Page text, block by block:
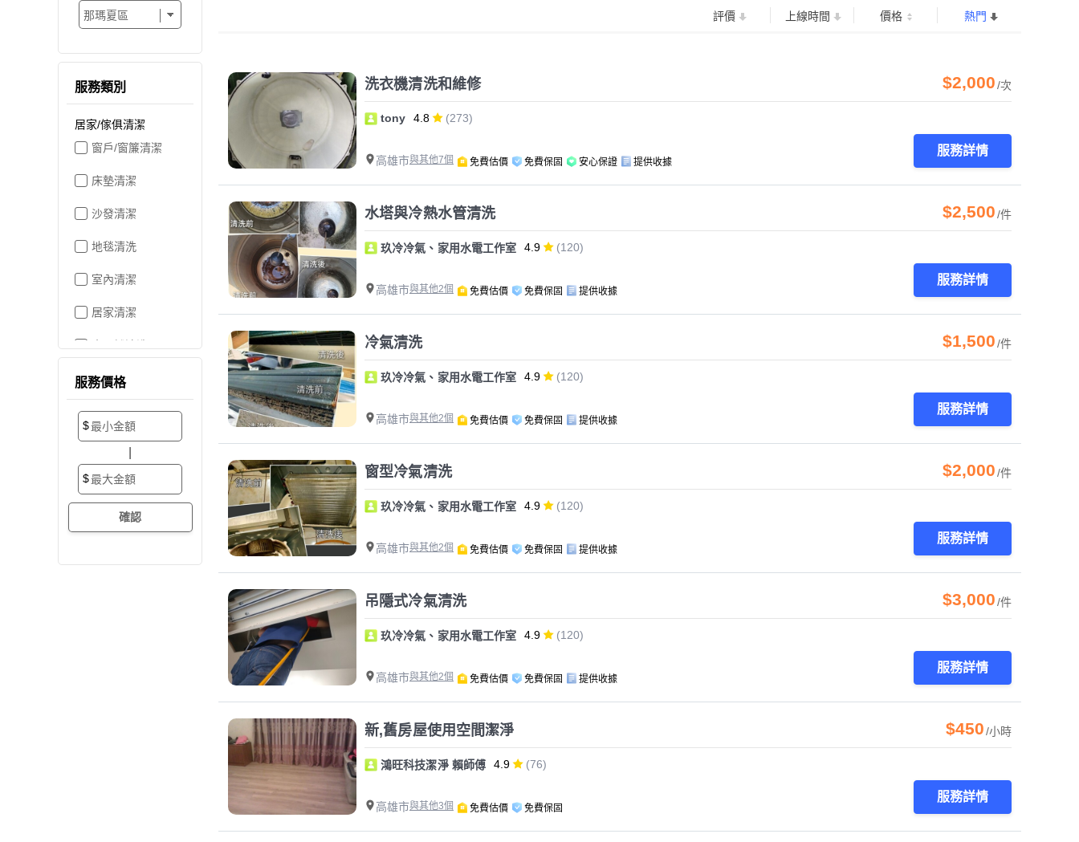
服務類別
居家/傢俱清潔
窗戶/窗簾清潔
床墊清潔
沙發清潔
地毯清洗
室內清潔
居家清潔
空屋打掃
居家收納
搬家/裝潢後清潔
大掃除
辦公室清潔
服務價格
$
$
評價 上線時間 價格 熱門
洗衣機清洗和維修 $2,000/次
tony 4.8 (273)
高雄市與其他7個 免費估價 免費保固 安心保證 提供收據
服務詳情
水塔與冷熱水管清洗 $2,500/件
玖冷冷氣、家用水電工作室 4.9 (120)
高雄市與其他2個 免費估價 免費保固 提供收據
服務詳情
冷氣清洗 $1,500/件
玖冷冷氣、家用水電工作室 4.9 (120)
高雄市與其他2個 免費估價 免費保固 提供收據
服務詳情
窗型冷氣清洗 $2,000/件
玖冷冷氣、家用水電工作室 4.9 (120)
高雄市與其他2個 免費估價 免費保固 提供收據
服務詳情
吊隱式冷氣清洗 $3,000/件
玖冷冷氣、家用水電工作室 4.9 (120)
高雄市與其他2個 免費估價 免費保固 提供收據
服務詳情
新,舊房屋使用空間潔淨 $450/小時
鴻旺科技潔淨 賴師傅 4.9 (76)
高雄市與其他3個 免費估價 免費保固
服務詳情